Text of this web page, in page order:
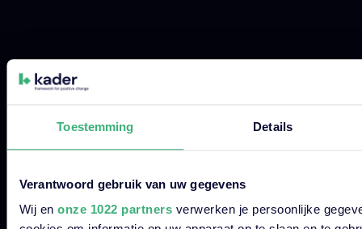
Toestemming Details
Verantwoord gebruik van uw gegevens
Wij en onze 1022 partnersverwerken je persoonlijke
Disclaimer
Cookies & Cookiebeleid
Algemene Voorwaarden